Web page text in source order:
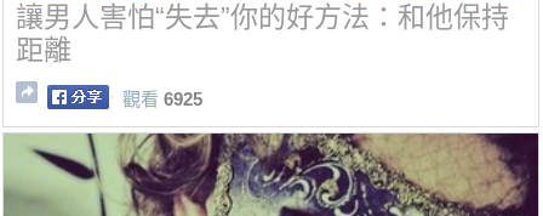
讓男人害怕“失去”你的好方法：和他保持
距離
觀看 6925